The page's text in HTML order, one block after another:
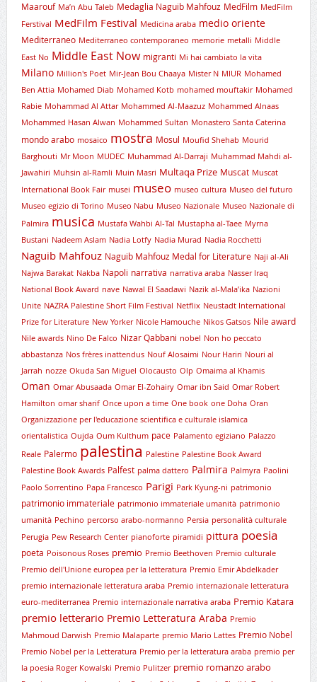
Maarouf Ma’n Abu Taleb Medaglia Naguib Mahfouz MedFilm MedFilm
Ferstival MedFilm Festival Medicina araba medio oriente
Mediterraneo Mediterraneo contemporaneo memorie metalli Middle
East No Middle East Now migranti Mi hai cambiato la vita
Milano Million's Poet Mir-Jean Bou Chaaya Mister N MIUR Mohamed
Ben Attia Mohamed Diab Mohamed Kotb mohamed mouftakir Mohamed
Rabie Mohammad Al Attar Mohammed Al-Maazuz Mohammed Alnaas
Mohammed Hasan Alwan Mohammed Sultan Monastero Santa Caterina
mondo arabo mosaico mostra Mosul Moufid Shehab Mourid
Barghouti Mr Moon MUDEC Muhammad Al-Darraji Muhammad Mahdi al-
Jawahiri Muhsin al-Ramli Muin Masri Multaqa Prize Muscat Muscat
International Book Fair musei museo museo cultura Museo del futuro
Museo egizio di Torino Museo Nabu Museo Nazionale Museo Nazionale di
Palmira musica Mustafa Wahbi Al-Tal Mustapha al-Taee Myrna
Bustani Nadeem Aslam Nadia Lotfy Nadia Murad Nadia Rocchetti
Naguib Mahfouz Naguib Mahfouz Medal for Literature Naji al-Ali
Najwa Barakat Nakba Napoli narrativa narrativa araba Nasser Iraq
National Book Award nave Nawal El Saadawi Nazik al-Mala’ika Nazioni
Unite NAZRA Palestine Short Film Festival Netflix Neustadt International
Prize for Literature New Yorker Nicole Hamouche Nikos Gatsos Nile award
Nile awards Nino De Falco Nizar Qabbani nobel Non ho peccato
abbastanza Nos frères inattendus Nouf Alosaimi Nour Hariri Nouri al
Jarrah nozze Okuda San Miguel Olocausto Olp Omaima al Khamis
Oman Omar Abusaada Omar El-Zohairy Omar ibn Said Omar Robert
Hamilton omar sharif Once upon a time One book one Doha Oran
Organizzazione per l'educazione scientifica e culturale islamica
orientalistica Oujda Oum Kulthum pace Palamento egiziano Palazzo
Reale Palermo palestina Palestine Palestine Book Award
Palestine Book Awards Palfest palma dattero Palmira Palmyra Paolini
Paolo Sorrentino Papa Francesco Parigi Park Kyung-ni patrimonio
patrimonio immateriale patrimonio immateriale umanità patrimonio
umanità Pechino percorso arabo-normanno Persia personalità culturale
Perugia Pew Research Center pianoforte piramidi pittura poesia
poeta Poisonous Roses premio Premio Beethoven Premio culturale
Premio dell'Unione europea per la letteratura Premio Emir Abdelkader
premio internazionale letteratura araba Premio internazionale letteratura
euro-mediterranea Premio internazionale narrativa araba Premio Katara
premio letterario Premio Letteratura Araba Premio
Mahmoud Darwish Premio Malaparte premio Mario Lattes Premio Nobel
Premio Nobel per la Letteratura Premio per la letteratura araba premio per
la poesia Roger Kowalski Premio Pulitzer premio romanzo arabo